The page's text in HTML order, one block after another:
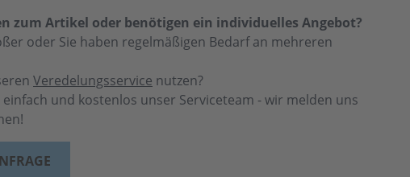
zum Artikel oder benötigen ein individuelles Angebot?
oder Sie haben regelmäßigen Bedarf an mehreren
Veredelungsservice nutzen?
und kostenlos unser Serviceteam - wir melden uns